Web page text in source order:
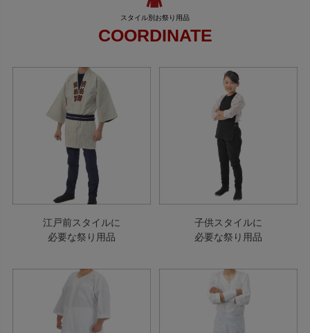
COORDINATE
江戸前スタイルに
必要な祭り用品
子供スタイルに
必要な祭り用品